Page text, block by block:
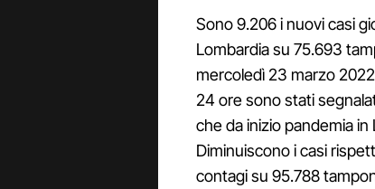
Sono 9.206 i nuovi casi
Lombardia su 75.693
mercoledì 23 marzo
24 ore sono stati
che da inizio pandemia
Diminuiscono i casi
contagi su 95.788